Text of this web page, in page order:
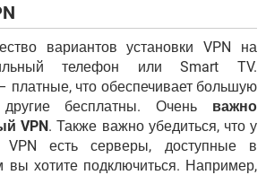
вариантов установки VPN на
телефон или Smart TV.
платные, что обеспечивает большую
другие бесплатны. Очень важно
VPN. Также важно убедиться, что у
есть серверы, доступные в
вы хотите подключиться. Например,